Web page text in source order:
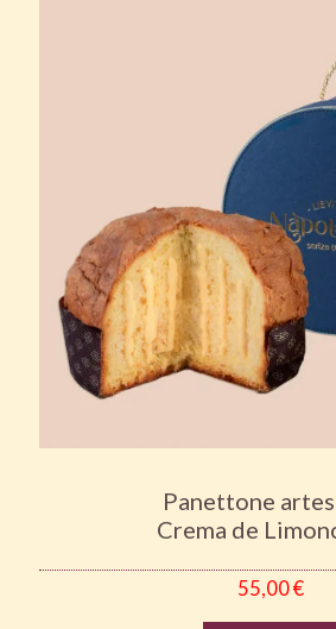
Panettone
Crema de
55,00€